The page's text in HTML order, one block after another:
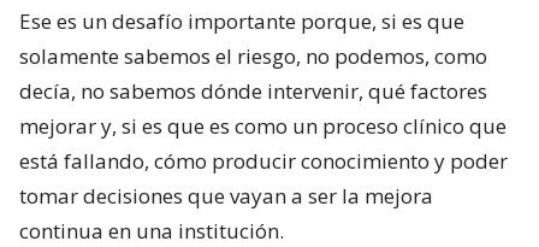
Ese es un desafío importante porque, si es que
solamente sabemos el riesgo, no podemos, como
decía, no sabemos dónde intervenir, qué factores
mejorar y, si es que es como un proceso clínico que
está fallando, cómo producir conocimiento y poder
tomar decisiones que vayan a ser la mejora
continua en una institución.